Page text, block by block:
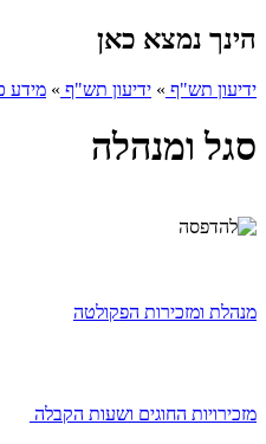
הינך נמצא כאן
ידיעון תש"ף » ידיעון תש"ף » מידע
סגל ומנהלה
מנהלת ומזכירות הפקולטה
מזכירויות החוגים ושעות הקבלה